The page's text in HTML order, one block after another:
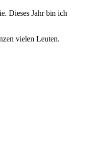
Dieses Jahr bin ich
vielen Leuten.